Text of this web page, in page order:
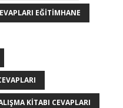
bl s
p
e
r
e
EĞITIMHANE
KITABI CEVAPLARI